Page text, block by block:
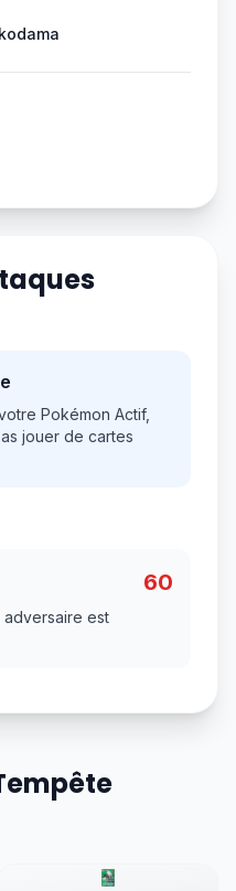
kodama
Pokémon Actif,
jouer de cartes
60
est